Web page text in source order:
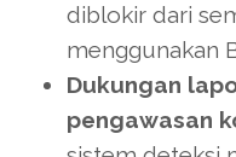
diblokir dari
menggunakan
Dukungan
pengawasan